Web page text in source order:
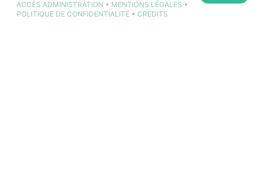
ACCÈS ADMINISTRATION • MENTIONS LÉGALES •
POLITIQUE DE CONFIDENTIALITÉ •CRÉDITS